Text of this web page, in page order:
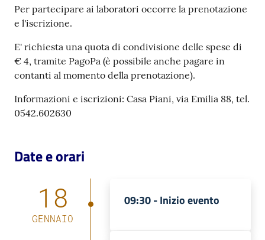
Casa
Piani
Archivio
Decentrate
Patto
lettura
Per partecipare ai laboratori occorre la prenotazione
e l'iscrizione.
E' richiesta una quota di condivisione delle spese di
€ 4, tramite PagoPa (è possibile anche pagare in
contanti al momento della prenotazione).
Informazioni e iscrizioni: Casa Piani, via Emilia 88, tel.
0542.602630
Date e orari
18
GENNAIO
09:30 -Inizio evento